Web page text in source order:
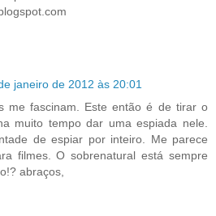
janeiro de 2012 às 20:01
me fascinam. Este então é de tirar o
muito tempo dar uma espiada nele.
de espiar por inteiro. Me parece
filmes. O sobrenatural está sempre
abraços,